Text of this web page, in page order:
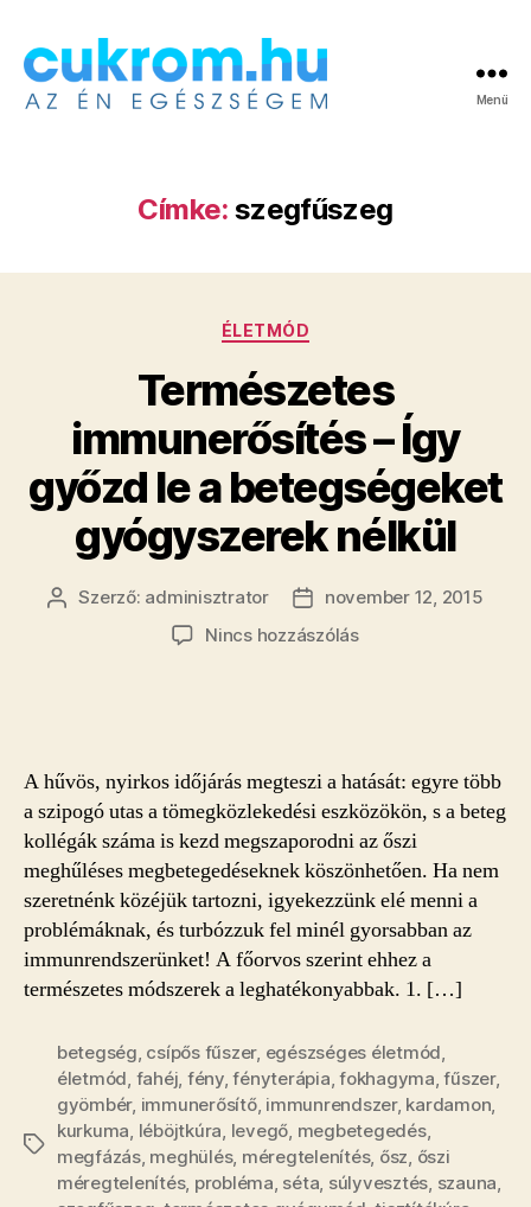
Menü
Címke: szegfűszeg
Kategóriák
ÉLETMÓD
Természetes
immunerősítés – Így
győzd le a betegségeket
gyógyszerek nélkül
Bejegyzés
Szerző: adminisztrator
Bejegyzés
dátuma
november 12, 2015
Nincs hozzászólása(z)
le
a
betegségeket
gyógyszerek
nélkül
bejegyzéshez
A hűvös, nyirkos időjárás megteszi a hatását: egyre több
a szipogó utas a tömegközlekedési eszközökön, s a beteg
kollégák száma is kezd megszaporodni az őszi
meghűléses megbetegedéseknek köszönhetően. Ha nem
szeretnénk közéjük tartozni, igyekezzünk elé menni a
problémáknak, és turbózzuk fel minél gyorsabban az
immunrendszerünket! A főorvos szerint ehhez a
természetes módszerek a leghatékonyabbak. 1. […]
Címkék
betegség csípős fűszer, egészséges életmód
életmód fahéj fény,fényterápia ,fokhagyma ,fűszer,
gyömbér, immunerősítő, immunrendszer, kardamon
kurkuma léböjtkúra levegő megbetegedés,
megfázás, meghülés, méregtelenítés, ősz őszi
méregtelenítés, probléma séta súlyvesztés szauna